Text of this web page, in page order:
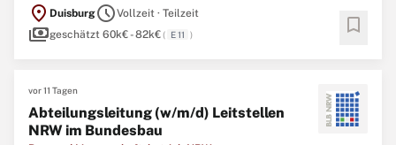
location_on DuisburgscheduleVollzeit · Teilzeit
paymentsgeschätzt 60k€ - 82k€( E 11 ) bookmark
vor 11 Tagen
Abteilungsleitung (w/m/d) Leitstellen
NRW im Bundesbau